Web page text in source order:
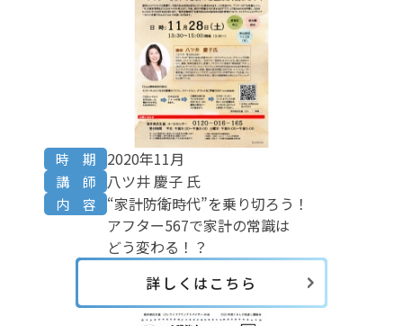
時 期 2020年11月
講 師 八ツ井 慶子 氏
内 容
“家計防衛時代”を乗り切ろう！
アフター567で家計の常識は
どう変わる！？
詳しくはこちら